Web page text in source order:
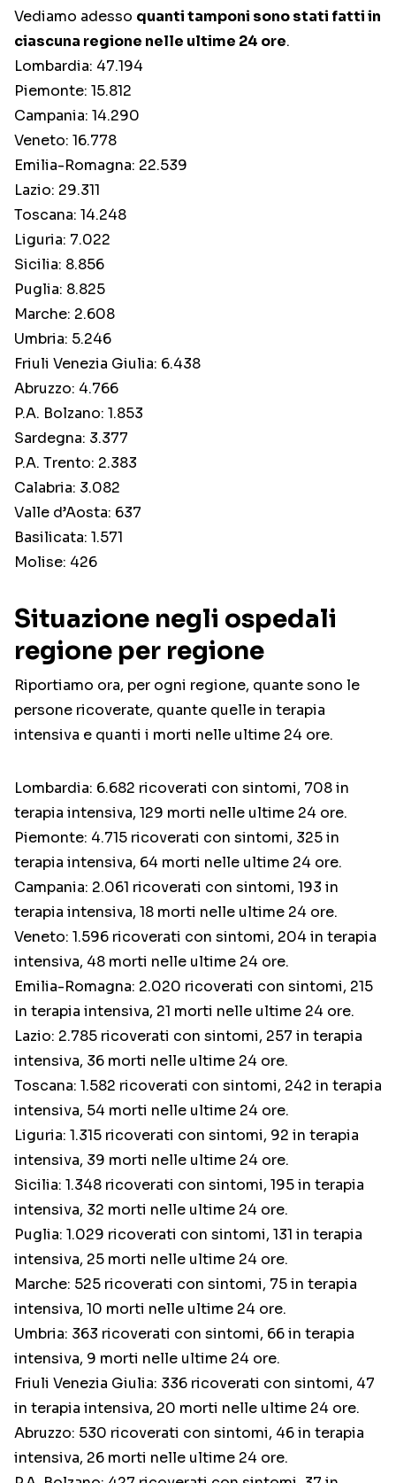
Vediamo adesso quanti tamponi sono stati fatti in
ciascuna regione nelle ultime 24 ore.
Lombardia: 47.194
Piemonte: 15.812
Campania: 14.290
Veneto: 16.778
Emilia-Romagna: 22.539
Lazio: 29.311
Toscana: 14.248
Liguria: 7.022
Sicilia: 8.856
Puglia: 8.825
Marche: 2.608
Umbria: 5.246
Friuli Venezia Giulia: 6.438
Abruzzo: 4.766
P.A. Bolzano: 1.853
Sardegna: 3.377
P.A. Trento: 2.383
Calabria: 3.082
Valle d’Aosta: 637
Basilicata: 1.571
Molise: 426
Situazione negli ospedali
regione per regione
Riportiamo ora, per ogni regione, quante sono le
persone ricoverate, quante quelle in terapia
intensiva e quanti i morti nelle ultime 24 ore.
Lombardia: 6.682 ricoverati con sintomi, 708 in
terapia intensiva, 129 morti nelle ultime 24 ore.
Piemonte: 4.715 ricoverati con sintomi, 325 in
terapia intensiva, 64 morti nelle ultime 24 ore.
Campania: 2.061 ricoverati con sintomi, 193 in
terapia intensiva, 18 morti nelle ultime 24 ore.
Veneto: 1.596 ricoverati con sintomi, 204 in terapia
intensiva, 48 morti nelle ultime 24 ore.
Emilia-Romagna: 2.020 ricoverati con sintomi, 215
in terapia intensiva, 21 morti nelle ultime 24 ore.
Lazio: 2.785 ricoverati con sintomi, 257 in terapia
intensiva, 36 morti nelle ultime 24 ore.
Toscana: 1.582 ricoverati con sintomi, 242 in terapia
intensiva, 54 morti nelle ultime 24 ore.
Liguria: 1.315 ricoverati con sintomi, 92 in terapia
intensiva, 39 morti nelle ultime 24 ore.
Sicilia: 1.348 ricoverati con sintomi, 195 in terapia
intensiva, 32 morti nelle ultime 24 ore.
Puglia: 1.029 ricoverati con sintomi, 131 in terapia
intensiva, 25 morti nelle ultime 24 ore.
Marche: 525 ricoverati con sintomi, 75 in terapia
intensiva, 10 morti nelle ultime 24 ore.
Umbria: 363 ricoverati con sintomi, 66 in terapia
intensiva, 9 morti nelle ultime 24 ore.
Friuli Venezia Giulia: 336 ricoverati con sintomi, 47
in terapia intensiva, 20 morti nelle ultime 24 ore.
Abruzzo: 530 ricoverati con sintomi, 46 in terapia
intensiva, 26 morti nelle ultime 24 ore.